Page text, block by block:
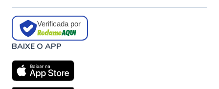
Verificada por
BAIXE O APP